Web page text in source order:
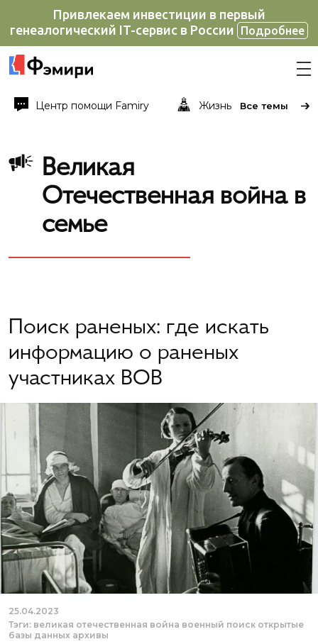
Привлекаем инвестиции в первый
генеалогический IT-сервис в России
Подробнее
Центр помощи Famiry Жизнь известных и
Все темы
Великая
Отечественная война в
семье
Поиск раненых: где искать
информацию о раненых
участниках ВОВ
25.04.2023
Тэги: великая отечественная война военный поиск открытые
базы данных архивы